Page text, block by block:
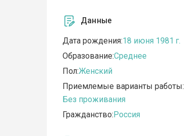
Данные
Дата рождения:18 июня 1981 г.
Образование:Среднее
Пол:Женский
Приемлемые варианты работы:
Без проживания
Гражданство:Россия